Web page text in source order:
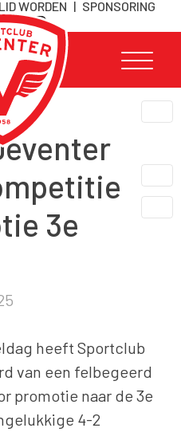
LID WORDEN | SPONSORING
3e
heeft Sportclub
van een felbegeerd
promotie naar de 3e
4-2